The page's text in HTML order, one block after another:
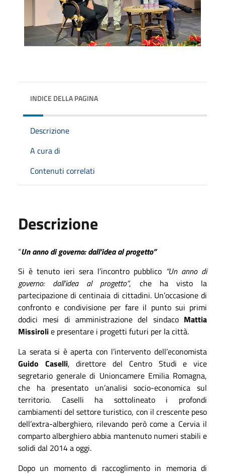
INDICE DELLA PAGINA
Descrizione
A cura di
Contenuti correlati
Descrizione
“Un anno di governo: dall’idea al progetto”
Si è tenuto ieri sera l’incontro pubblico “Un anno di
governo: dall’idea al progetto”, che ha visto la
partecipazione di centinaia di cittadini. Un’occasione di
confronto e condivisione per fare il punto sui primi
dodici mesi di amministrazione del sindaco Mattia
Missirolie presentare i progetti futuri per la città.
La serata si è aperta con l’intervento dell’economista
Guido Caselli, direttore del Centro Studi e vice
segretario generale di Unioncamere Emilia Romagna,
che ha presentato un’analisi socio-economica sul
territorio. Caselli ha sottolineato i profondi
cambiamenti del settore turistico, con il crescente peso
dell’extra-alberghiero, rilevando però come a Cervia il
comparto alberghiero abbia mantenuto numeri stabili e
solidi dal 2014 a oggi.
Dopo un momento di raccoglimento in memoria di